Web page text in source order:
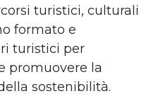
turistici, culturali
formato e
turistici per
promuovere la
sostenibilità.